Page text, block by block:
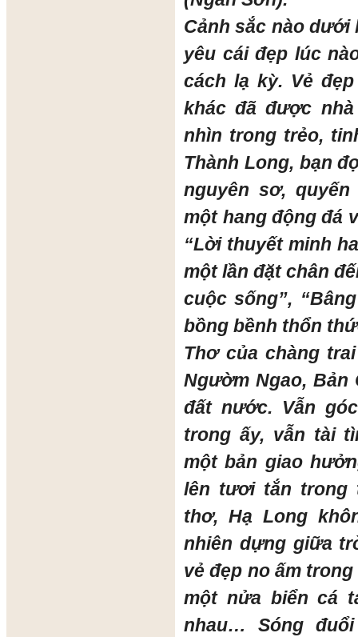
Cảnh sắc nào dưới
yêu cái đẹp lúc
cách lạ kỳ. Vẻ
khác đã được
nhìn trong trẻo,
Thành Long, bạn
nguyên sơ,
một hang động đá
“Lời thuyết minh
một lần đặt chân
cuộc sống”,
bồng bềnh thổn
Thơ của chàng
Ngườm Ngao,
đất nước. Vẫn
trong ấy, vẫn tài
một bản giao
lên tươi tắn trong
thơ, Hạ Long
nhiên dựng giữa
vẻ đẹp no ấm
một nửa biển cá
nhau… Sóng đuổi